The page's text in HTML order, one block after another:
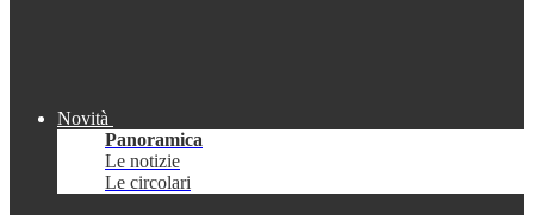
Novità
Panoramica
Le notizie
Le circolari